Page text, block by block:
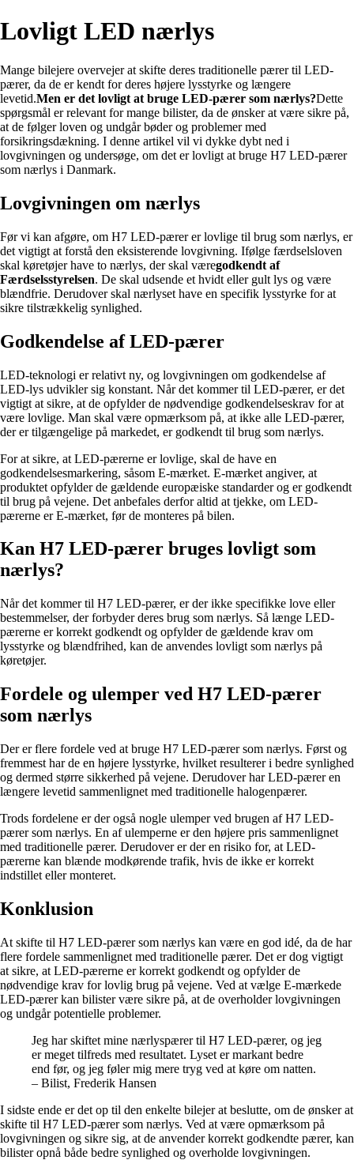
Lovligt LED nærlys
Mange bilejere overvejer at skifte deres traditionelle pærer til LED-
pærer, da de er kendt for deres højere lysstyrke og længere
levetid.Men er det lovligt at bruge LED-pærer som nærlys?Dette
spørgsmål er relevant for mange bilister, da de ønsker at være sikre på,
at de følger loven og undgår bøder og problemer med
forsikringsdækning. I denne artikel vil vi dykke dybt ned i
lovgivningen og undersøge, om det er lovligt at bruge H7 LED-pærer
som nærlys i Danmark.
Lovgivningen om nærlys
Før vi kan afgøre, om H7 LED-pærer er lovlige til brug som nærlys, er
det vigtigt at forstå den eksisterende lovgivning. Ifølge færdselsloven
skal køretøjer have to nærlys, der skal væregodkendt af
Færdselsstyrelsen. De skal udsende et hvidt eller gult lys og være
blændfrie. Derudover skal nærlyset have en specifik lysstyrke for at
sikre tilstrækkelig synlighed.
Godkendelse af LED-pærer
LED-teknologi er relativt ny, og lovgivningen om godkendelse af
LED-lys udvikler sig konstant. Når det kommer til LED-pærer, er det
vigtigt at sikre, at de opfylder de nødvendige godkendelseskrav for at
være lovlige. Man skal være opmærksom på, at ikke alle LED-pærer,
der er tilgængelige på markedet, er godkendt til brug som nærlys.
For at sikre, at LED-pærerne er lovlige, skal de have en
godkendelsesmarkering, såsom E-mærket. E-mærket angiver, at
produktet opfylder de gældende europæiske standarder og er godkendt
til brug på vejene. Det anbefales derfor altid at tjekke, om LED-
pærerne er E-mærket, før de monteres på bilen.
Kan H7 LED-pærer bruges lovligt som
nærlys?
Når det kommer til H7 LED-pærer, er der ikke specifikke love eller
bestemmelser, der forbyder deres brug som nærlys. Så længe LED-
pærerne er korrekt godkendt og opfylder de gældende krav om
lysstyrke og blændfrihed, kan de anvendes lovligt som nærlys på
køretøjer.
Fordele og ulemper ved H7 LED-pærer
som nærlys
Der er flere fordele ved at bruge H7 LED-pærer som nærlys. Først og
fremmest har de en højere lysstyrke, hvilket resulterer i bedre synlighed
og dermed større sikkerhed på vejene. Derudover har LED-pærer en
længere levetid sammenlignet med traditionelle halogenpærer.
Trods fordelene er der også nogle ulemper ved brugen af H7 LED-
pærer som nærlys. En af ulemperne er den højere pris sammenlignet
med traditionelle pærer. Derudover er der en risiko for, at LED-
pærerne kan blænde modkørende trafik, hvis de ikke er korrekt
indstillet eller monteret.
Konklusion
At skifte til H7 LED-pærer som nærlys kan være en god idé, da de har
flere fordele sammenlignet med traditionelle pærer. Det er dog vigtigt
at sikre, at LED-pærerne er korrekt godkendt og opfylder de
nødvendige krav for lovlig brug på vejene. Ved at vælge E-mærkede
LED-pærer kan bilister være sikre på, at de overholder lovgivningen
og undgår potentielle problemer.
Jeg har skiftet mine nærlyspærer til H7 LED-pærer, og jeg
er meget tilfreds med resultatet. Lyset er markant bedre
end før, og jeg føler mig mere tryg ved at køre om natten.
– Bilist, Frederik Hansen
I sidste ende er det op til den enkelte bilejer at beslutte, om de ønsker at
skifte til H7 LED-pærer som nærlys. Ved at være opmærksom på
lovgivningen og sikre sig, at de anvender korrekt godkendte pærer, kan
bilister opnå både bedre synlighed og overholde lovgivningen.